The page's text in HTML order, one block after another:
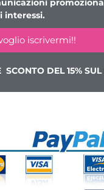
interessi.
iscrivermi!!
DEL 15%